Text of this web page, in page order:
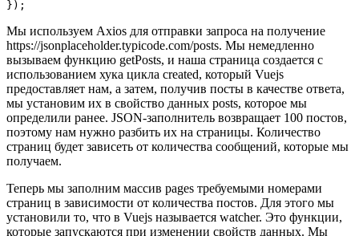
Мы используем Axios для отправки запроса на получение
https://jsonplaceholder.typicode.com/posts. Мы немедленно
вызываем функцию getPosts, и наша страница создается с
использованием хука цикла created, который Vuejs
предоставляет нам, а затем, получив посты в качестве ответа,
мы установим их в свойство данных posts, которое мы
определили ранее. JSON-заполнитель возвращает 100 постов,
поэтому нам нужно разбить их на страницы. Количество
страниц будет зависеть от количества сообщений, которые мы
получаем.
Теперь мы заполним массив pages требуемыми номерами
страниц в зависимости от количества постов. Для этого мы
установили то, что в Vuejs называется watcher. Это функции,
которые запускаются при изменении свойств данных. Мы